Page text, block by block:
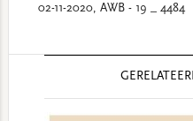
02-11-2020, AWB - 19 _ 4484